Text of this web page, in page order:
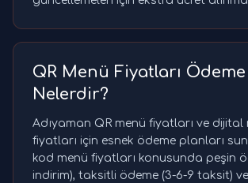
QR Menü Fiyatları Ödeme
Nelerdir?
Adıyaman QR menü fiyatları ve dijital
fiyatları için esnek ödeme planları
kod menü fiyatları konusunda peşin
indirim), taksitli ödeme (3-6-9 taksit)